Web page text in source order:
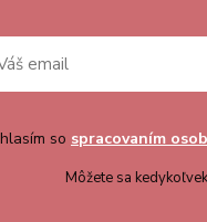
so spracovaním
Môžete sa